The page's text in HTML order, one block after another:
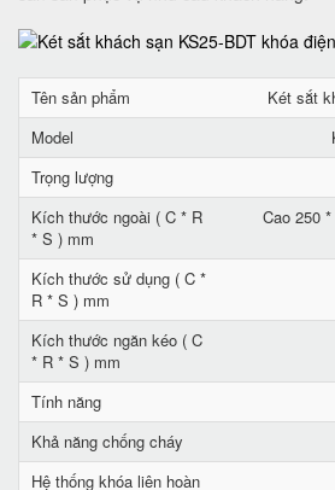
Tên sản phẩm
Két sắt
Model
Trọng lượng
Kích thước ngoài ( C * R
* S ) mm
Cao 250
Kích thước sử dụng ( C *
R * S ) mm
Kích thước ngăn kéo ( C
* R * S ) mm
Tính năng
Khả năng chống cháy
Hệ thống khóa liên hoàn